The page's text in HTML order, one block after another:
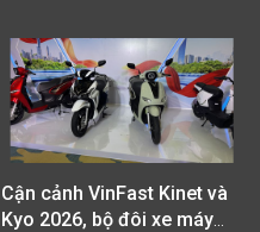
Cận cảnh VinFast Kinet và
Kyo 2026, bộ đôi xe máy